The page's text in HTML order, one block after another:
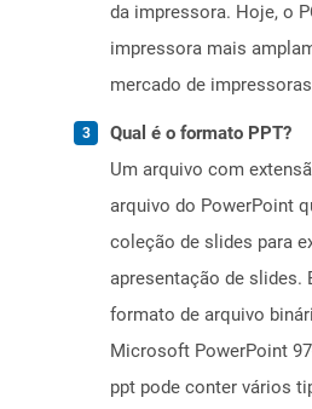
da impressora. Hoje, o
impressora mais
mercado de
Qual é o formato PPT?
Um arquivo com
arquivo do PowerPoint
coleção de slides para
apresentação de slides.
formato de arquivo
Microsoft PowerPoint
ppt pode conter vários